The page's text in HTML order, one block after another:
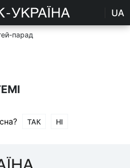
UA
парад
ТАК НІ